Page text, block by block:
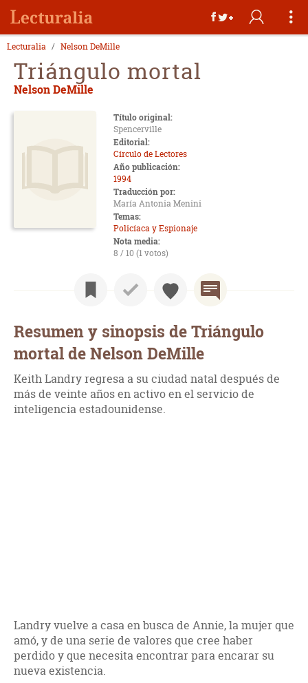
Lecturalia Nelson DeMille
Triángulo mortal
Nelson DeMille
Título original:
Spencerville
Editorial:
Círculo de Lectores
Año publicación:
1994
Traducción por:
María Antonia Menini
Temas:
Policíaca y Espionaje
Nota media:
8 / 10 (1 votos)
Resumen y sinopsis de Triángulo
mortal de Nelson DeMille
Keith Landry regresa a su ciudad natal después de
más de veinte años en activo en el servicio de
inteligencia estadounidense.
Landry vuelve a casa en busca de Annie, la mujer que
amó, y de una serie de valores que cree haber
perdido y que necesita encontrar para encarar su
nueva existencia.